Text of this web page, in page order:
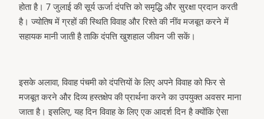
होता है। 7 जुलाई की सूर्य ऊर्जा दंपत्ति को समृद्धि और सुरक्षा प्रदान करती
है। ज्योतिष में ग्रहों की स्थिति विवाह और रिश्ते की नींव मजबूत करने में
सहायक मानी जाती है ताकि दंपत्ति खुशहाल जीवन जी सकें।
इसके अलावा, विवाह पंचमी को दंपत्तियों के लिए अपने विवाह को फिर से
मजबूत करने और दिव्य हस्तक्षेप की प्रार्थना करने का उपयुक्त अवसर माना
जाता है। इसलिए, यह दिन विवाह के लिए एक आदर्श दिन है क्योंकि ऐसा